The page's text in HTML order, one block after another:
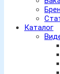
Каталог